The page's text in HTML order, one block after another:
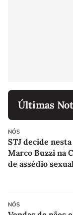
Últimas
NÓS
STJ decide
Marco Buzzi na
de assédio
NÓS